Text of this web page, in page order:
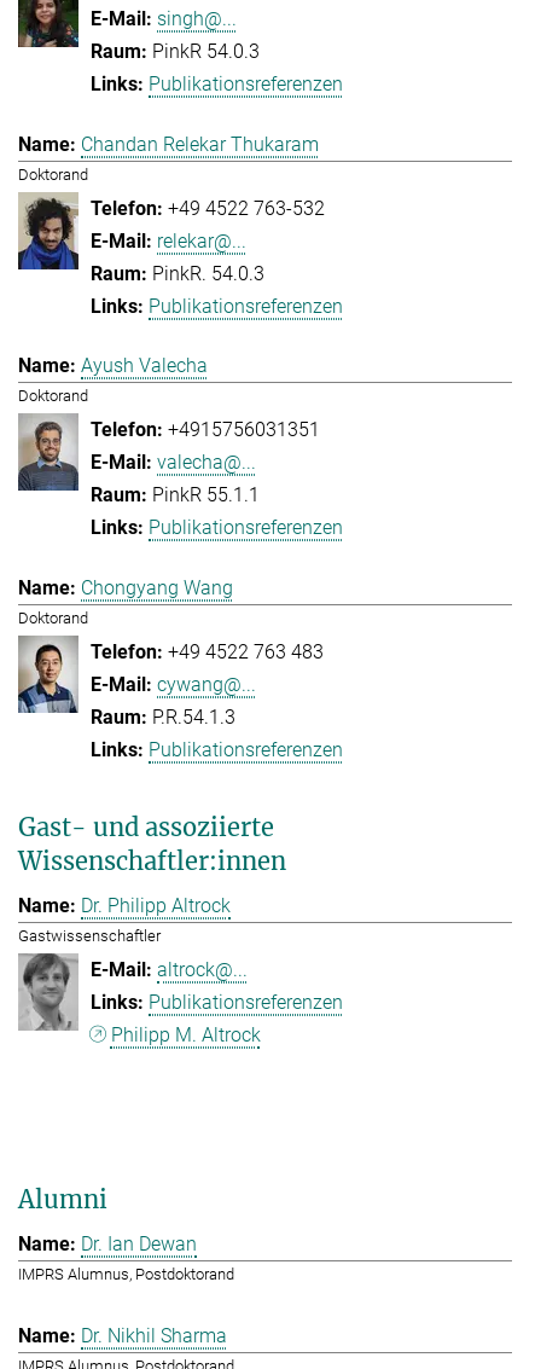
singh@...
PinkR 54.0.3
Publikationsreferenzen
Chandan Relekar Thukaram
Doktorand
+49 4522 763-532
relekar@...
PinkR. 54.0.3
Publikationsreferenzen
Ayush Valecha
Doktorand
+4915756031351
valecha@...
PinkR 55.1.1
Publikationsreferenzen
Chongyang Wang
Doktorand
+49 4522 763 483
cywang@...
P.R.54.1.3
Publikationsreferenzen
Gast- und assoziierte
Wissenschaftler:innen
Dr. Philipp Altrock
Gastwissenschaftler
altrock@...
Publikationsreferenzen
Philipp M. Altrock
Alumni
Dr. Ian Dewan
IMPRS Alumnus, Postdoktorand
Dr. Nikhil Sharma